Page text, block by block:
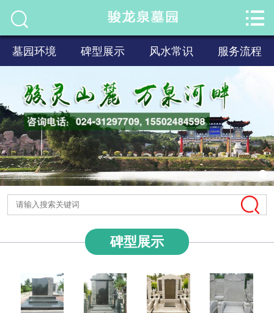

关于我们
碑型展示
风水常识
服务流程
联系我们


墓园环境 碑型展示 风水常识 服务流程
碑型展示